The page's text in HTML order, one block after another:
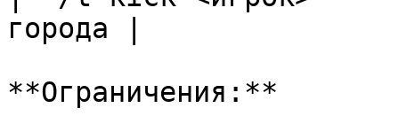
города |
**Ограничения:**